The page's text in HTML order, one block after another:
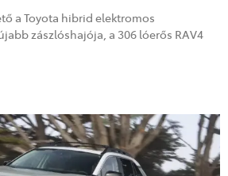
a Toyota hibrid elektromos
zászlóshajója, a 306 lóerős RAV4